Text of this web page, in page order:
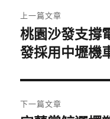
章
導
覽
上一篇文章
上
一
文
章:
桃園沙發支撐
發採用中壢機
下一篇文章